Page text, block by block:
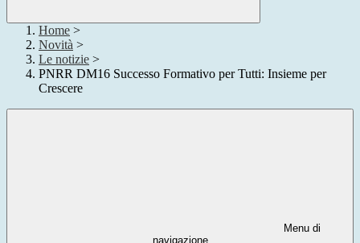
Home >
Novità >
Le notizie >
PNRR DM16 Successo Formativo per Tutti: Insieme per
Crescere
Menu di
navigazione